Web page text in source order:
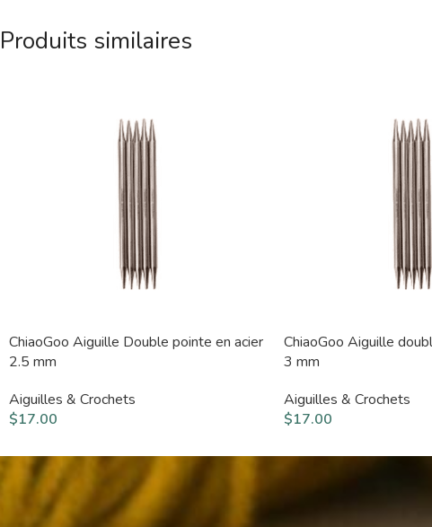
Produits similaires
ChiaoGoo Aiguille Double pointe en acier
2.5 mm
Aiguilles & Crochets
$17.00
ChiaoGoo Aiguille
3 mm
Aiguilles & Crochets
$17.00